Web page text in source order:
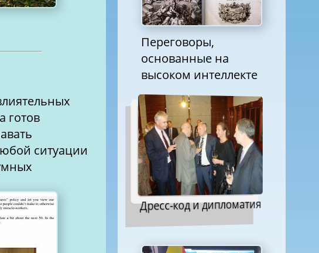
готов
ситуации
Переговоры,
основанные на
высоком интеллекте
Дресс-код и дипломатия